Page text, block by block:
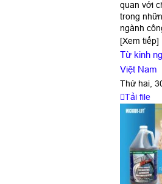
quan với
trong
ngành
[Xem tiếp]
Từ kinh
Việt Nam
Thứ hai,
Tải file